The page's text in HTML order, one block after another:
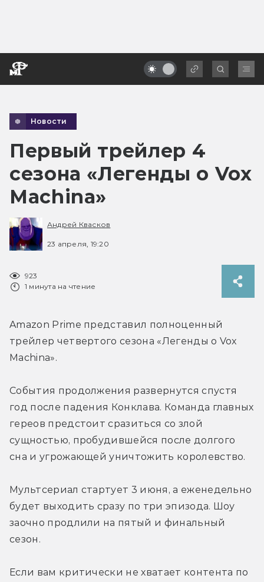
Новости
Первый трейлер 4
сезона «Легенды о Vox
Machina»
Андрей Квасков
23 апреля, 19:20
923
1 минута на чтение
Amazon Prime представил полноценный
трейлер четвертого сезона «Легенды о Vox
Machina».
События продолжения развернутся спустя
год после падения Конклава. Команда главных
гереов предстоит сразиться со злой
сущностью, пробудившейся после долгого
сна и угрожающей уничтожить королевство.
Мультсериал стартует 3 июня, а еженедельно
будет выходить сразу по три эпизода. Шоу
заочно продлили на пятый и финальный
сезон.
Если вам критически не хватает контента по